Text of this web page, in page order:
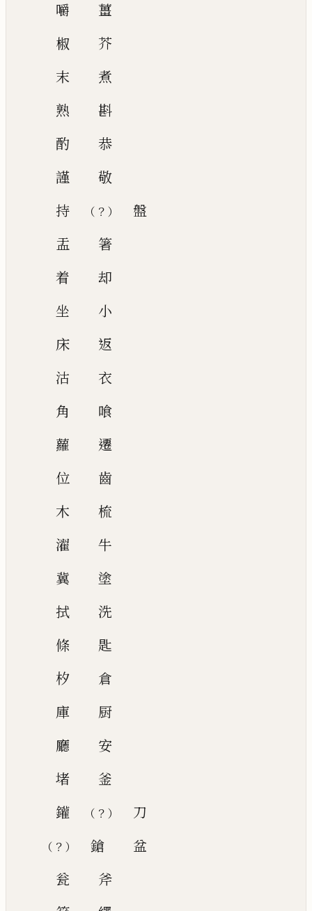
嚼
薑
椒
芥
末
煮
熟
斟
酌
恭
謹
敬
持
（ ？ ）
盤
盂
箸
着
却
坐
小
床
返
沽
衣
角
喰
蘿
遷
位
齒
木
梳
濯
牛
冀
塗
拭
洗
條
匙
𣏐
倉
庫
厨
廳
安
堵
釜
鑵
（ ？ ） 刀
（ ？ ） 鎗
盆
瓮
斧